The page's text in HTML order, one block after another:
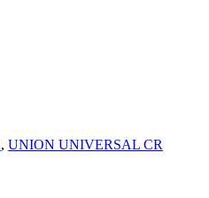
, UNION UNIVERSAL CR